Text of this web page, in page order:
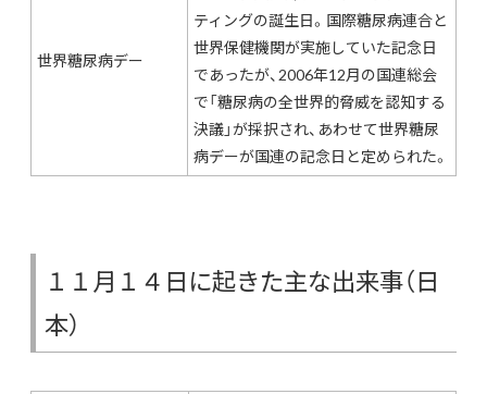
世界糖尿病デー
ティングの誕生日。国際糖尿病連合と
世界保健機関が実施していた記念日
であったが、2006年12月の国連総会
で「糖尿病の全世界的脅威を認知する
決議」が採択され、あわせて世界糖尿
病デーが国連の記念日と定められた。
１１月１４日に起きた主な出来事（日
本）